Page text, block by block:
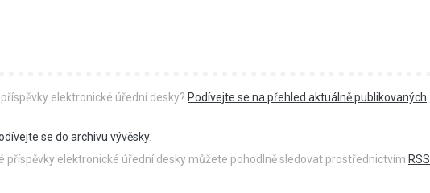
elektronické úřední desky? Podívejte se na přehled aktuálně publikovaných
se do archivu vývěsky.
příspěvky elektronické úřední desky můžete pohodlně sledovat prostřednictvím RSS